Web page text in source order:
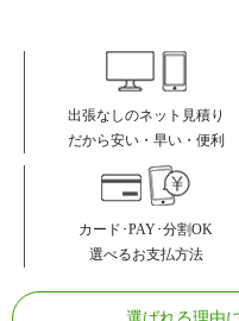
出張なしのネット見積り
だから安い・早い・便利
カード･PAY･分割OK
選べるお支払方法